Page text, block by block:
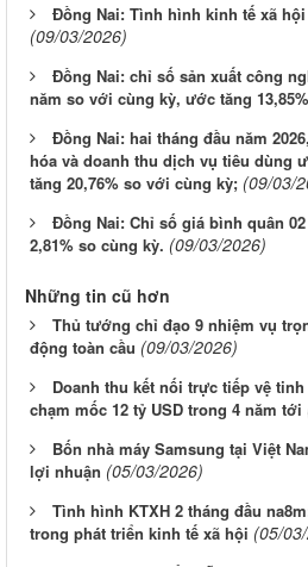
Đồng Nai: Tình hình kinh tế xã hội
(09/03/2026)
Đồng Nai: chỉ số sản xuất công
năm so với cùng kỳ, ước tăng
Đồng Nai: hai tháng đầu năm
hóa và doanh thu dịch vụ tiêu dùng
tăng 20,76% so với cùng kỳ; (09/03/
Đồng Nai: Chỉ số giá bình quân
2,81% so cùng kỳ. (09/03/2026)
Những tin cũ hơn
Thủ tướng chỉ đạo 9 nhiệm vụ
động toàn cầu (09/03/2026)
Doanh thu kết nối trực tiếp vệ
chạm mốc 12 tỷ USD trong 4 năm tới
Bốn nhà máy Samsung tại Việt
lợi nhuận (05/03/2026)
Tình hình KTXH 2 tháng đầu
trong phát triển kinh tế xã hội (05/